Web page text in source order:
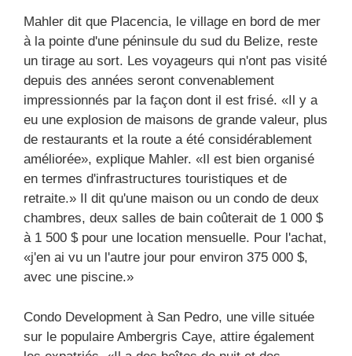
Mahler dit que Placencia, le village en bord de mer
à la pointe d'une péninsule du sud du Belize, reste
un tirage au sort. Les voyageurs qui n'ont pas visité
depuis des années seront convenablement
impressionnés par la façon dont il est frisé. «Il y a
eu une explosion de maisons de grande valeur, plus
de restaurants et la route a été considérablement
améliorée», explique Mahler. «Il est bien organisé
en termes d'infrastructures touristiques et de
retraite.» Il dit qu'une maison ou un condo de deux
chambres, deux salles de bain coûterait de 1 000 $
à 1 500 $ pour une location mensuelle. Pour l'achat,
«j'en ai vu un l'autre jour pour environ 375 000 $,
avec une piscine.»
Condo Development à San Pedro, une ville située
sur le populaire Ambergris Caye, attire également